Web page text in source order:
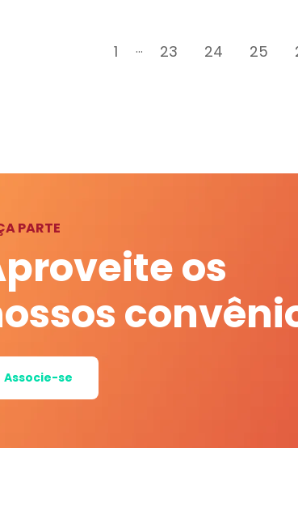
1 ... 23 24 25
PARTE
os
Associe-se